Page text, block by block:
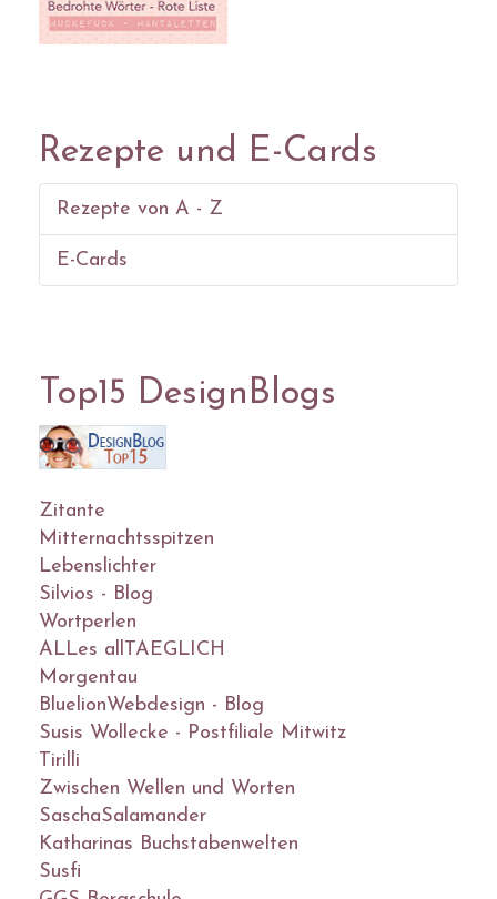
Rezepte und E-Cards
Rezepte von A - Z
E-Cards
Top15 DesignBlogs
Zitante
Mitternachtsspitzen
Lebenslichter
Silvios - Blog
Wortperlen
ALLes allTAEGLICH
Morgentau
BluelionWebdesign - Blog
Susis Wollecke - Postfiliale Mitwitz
Tirilli
Zwischen Wellen und Worten
SaschaSalamander
Katharinas Buchstabenwelten
Susfi